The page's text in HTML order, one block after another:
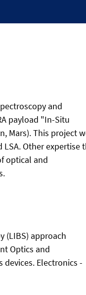
and
payload "In-Situ
Mars). This project
LSA. Other expertise
optical and
(LIBS) approach
Optics and
Electronics -